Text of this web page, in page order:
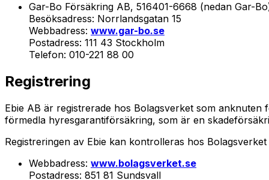
Gar-Bo Försäkring AB, 516401-6668 (nedan Gar-
Besöksadress: Norrlandsgatan 15
Webbadress: www.gar-bo.se
Postadress: 111 43 Stockholm
Telefon: 010-221 88 00
Registrering
Ebie AB är registrerade hos Bolagsverket som
förmedla hyresgarantiförsäkring, som är en
Registreringen av Ebie kan kontrolleras hos
Webbadress: www.bolagsverket.se
Postadress: 851 81 Sundsvall